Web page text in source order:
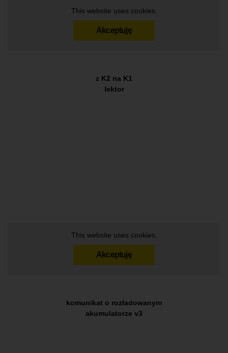
This website uses cookies.
Akceptuję
z K2 na K1
lektor
This website uses cookies.
Akceptuję
komunikat o rozładowanym
akumulatorze v3